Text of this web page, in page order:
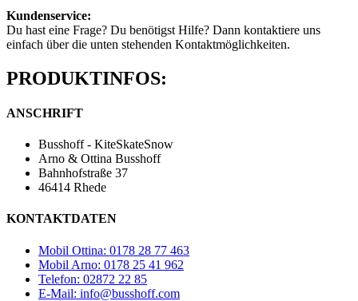
Kundenservice:
Du hast eine Frage? Du benötigst Hilfe? Dann kontaktiere uns
einfach über die unten stehenden Kontaktmöglichkeiten.
PRODUKTINFOS:
ANSCHRIFT
Busshoff - KiteSkateSnow
Arno & Ottina Busshoff
Bahnhofstraße 37
46414 Rhede
KONTAKTDATEN
Mobil Ottina: 0178 28 77 463
Mobil Arno: 0178 25 41 962
Telefon: 02872 22 85
E-Mail: info@busshoff.com